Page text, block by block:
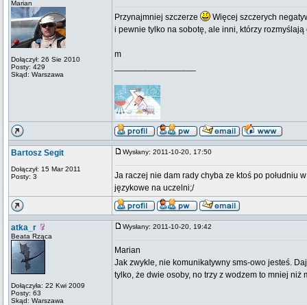
Marian
Dołączył: 26 Sie 2010
Posty: 429
Skąd: Warszawa
Przynajmniej szczerze
Więcej szczerych
i pewnie tylko na sobotę, ale inni, którzy
m
Bartosz Segit
Dołączył: 15 Mar 2011
Posty: 3
Wysłany: 2011-10-20, 17:50
Ja raczej nie dam rady chyba ze ktoś po południu
językowe na uczelni;/
atka_r
Beata Rząca
Dołączyła: 22 Kwi 2009
Posty: 63
Skąd: Warszawa
Wysłany: 2011-10-20, 19:42
Marian
Jak zwykle, nie komunikatywny sms-owo jesteś.
tylko, że dwie osoby, no trzy z wodzem to mniej niż